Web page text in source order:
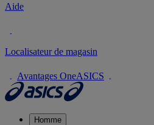
Aide
Localisateur de magasin
Avantages OneASICS
Homme